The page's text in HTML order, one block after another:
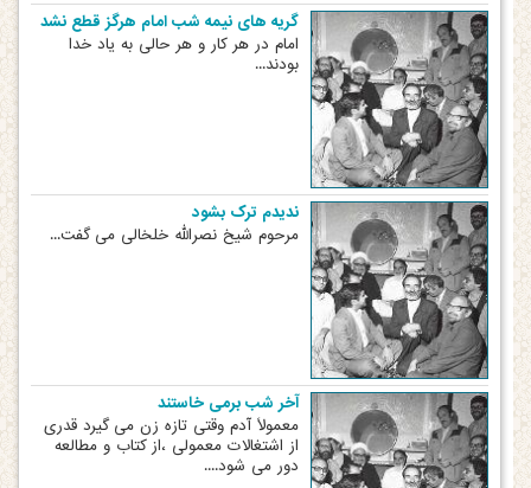
گریه های نیمه شب امام هرگز قطع نشد
امام در هر کار و هر حالی به یاد خدا
بودند...
ندیدم ترک بشود
مرحوم شیخ نصرالله خلخالی می گفت...
آخر شب برمی خاستند
معمولاً آدم وقتی تازه زن می گیرد قدری
از اشتغالات معمولی ،از کتاب و مطالعه
دور می شود....